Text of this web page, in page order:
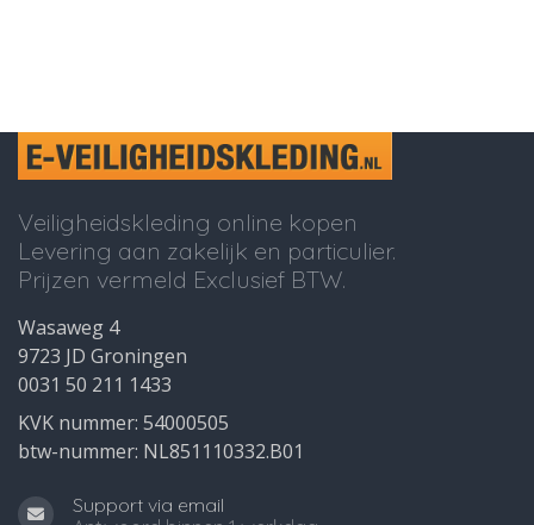
Veiligheidskleding online kopen
Levering aan zakelijk en particulier.
Prijzen vermeld Exclusief BTW.
Wasaweg 4
9723 JD Groningen
0031 50 211 1433
KVK nummer: 54000505
btw-nummer: NL851110332.B01
Support via email